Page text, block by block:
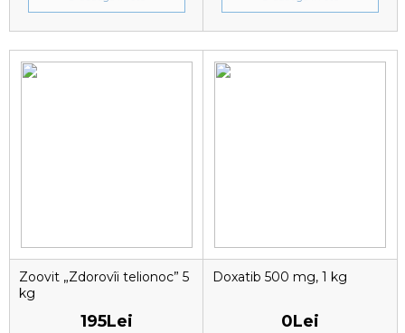
Zoovit „Zdorovîi telionoc” 5
kg
195Lei
Doxatib 500 mg, 1 kg
0Lei